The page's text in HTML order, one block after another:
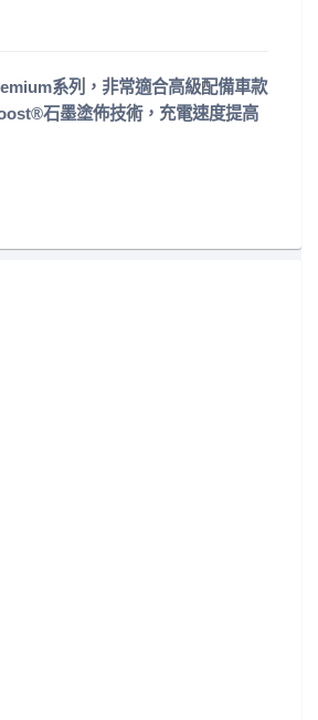
系列，非常適合高級配備車款
石墨塗佈技術，充電速度提高